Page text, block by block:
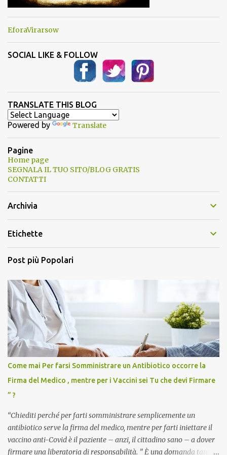
EforaVirarsow
SOCIAL LIKE & FOLLOW
TRANSLATE THIS BLOG
Powered by Translate
Pagine
Home page
SEGNALA IL TUO SITO/BLOG GRATIS
CONTATTI
Archivia
Etichette
Post più Popolari
Come mai Per farsi Somministrare un Antibiotico occorre la
Firma del Medico , mentre per i Vaccini sei Tu che devi Firmare
” ?
“Chiediti perché per farti somministrare semplicemente un
antibiotico serve la firma del medico, mentre per farti iniettare il
vaccino anti-Covid è il paziente – anzi, il cittadino sano – a dover
firmare una liberatoria di responsabilità. ” È una domanda tanto